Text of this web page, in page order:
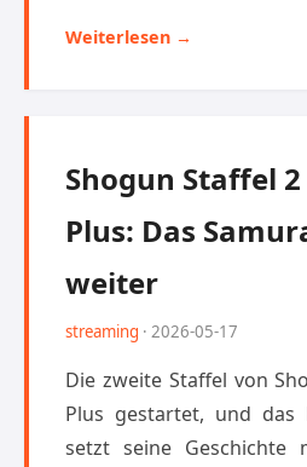
Weiterlesen →
Shogun Staffel
Plus: Das
weiter
streaming · 2026-05-17
Die zweite Staffel von
Plus gestartet, und das
setzt seine Geschichte